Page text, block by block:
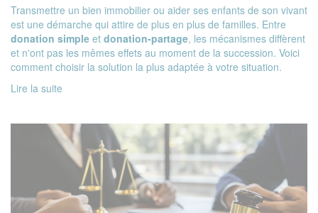
Transmettre un bien immobilier ou aider ses enfants de son vivant
est une démarche qui attire de plus en plus de familles. Entre
donation simple et donation-partage, les mécanismes diffèrent
et n'ont pas les mêmes effets au moment de la succession. Voici
comment choisir la solution la plus adaptée à votre situation.
Lire la suite